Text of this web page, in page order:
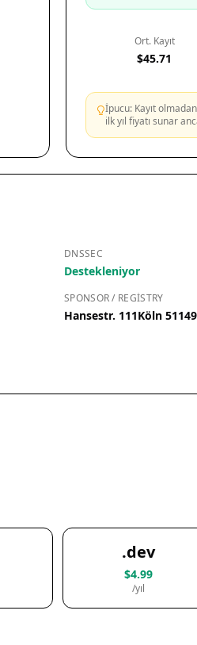
Ort. Kayıt
$45.71
İpucu: Kayıt
ilk yıl fiyatı sunar
DNSSEC
Destekleniyor
SPONSOR / REGISTRY
Hansestr. 111Köln
.dev
$4.99
/yıl